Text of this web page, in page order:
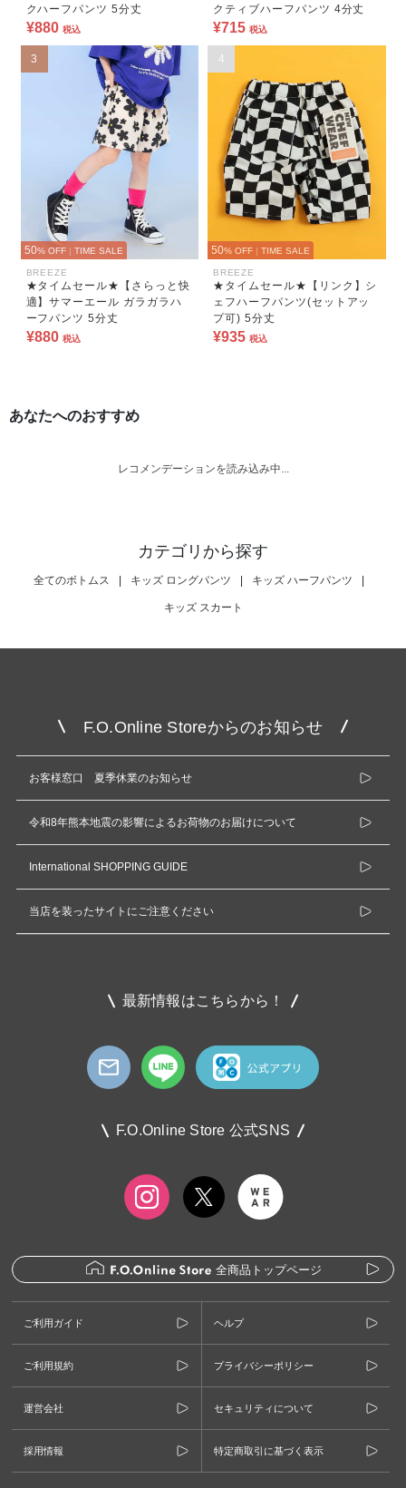
クハーフパンツ 5分丈
¥880 税込
クティブハーフパンツ 4分丈
¥715 税込
3
50% OFF | TIME SALE
BREEZE
★タイムセール★【さらっと快
適】サマーエール ガラガラハ
ーフパンツ 5分丈
¥880 税込
4
50% OFF | TIME SALE
BREEZE
★タイムセール★【リンク】シ
ェフハーフパンツ(セットアッ
プ可) 5分丈
¥935 税込
あなたへのおすすめ
レコメンデーションを読み込み中...
カテゴリから探す
全てのボトムス キッズ ロングパンツ キッズ ハーフパンツ
キッズ スカート
F.O.Online Storeからのお知らせ
お客様窓口 夏季休業のお知らせ
令和8年熊本地震の影響によるお荷物のお届けについて
International SHOPPING GUIDE
当店を装ったサイトにご注意ください
最新情報はこちらから！
F.O.Online Store 公式SNS
全商品トップページ
ご利用ガイド ヘルプ
ご利用規約 プライバシーポリシー
運営会社 セキュリティについて
採用情報 特定商取引に基づく表示